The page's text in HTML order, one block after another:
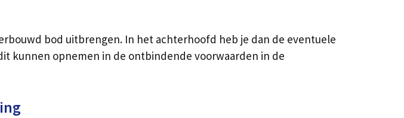
bod uitbrengen. In het achterhoofd heb je dan de eventuele
kunnen opnemen in de ontbindende voorwaarden in de